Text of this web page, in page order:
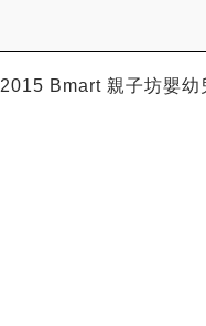
2015 Bmart親子坊嬰幼